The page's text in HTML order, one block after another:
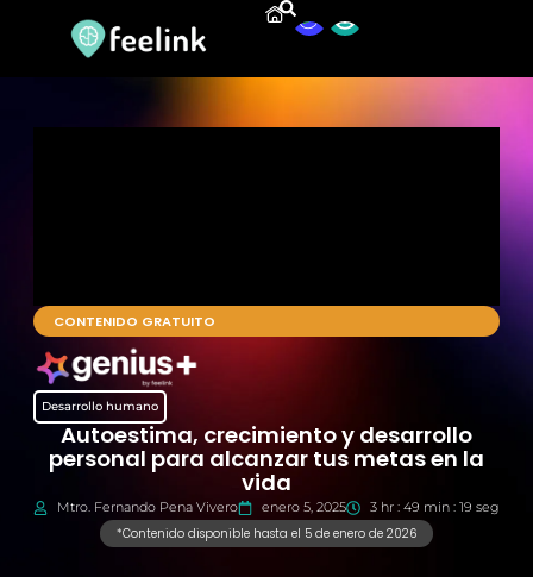
CONTENIDO GRATUITO
Desarrollo humano
Autoestima, crecimiento y desarrollo
personal para alcanzar tus metas en la
vida
Mtro. Fernando Pena Vivero enero 5, 2025 3 hr : 49 min : 19 seg
*Contenido disponible hasta el 5 de enero de 2026